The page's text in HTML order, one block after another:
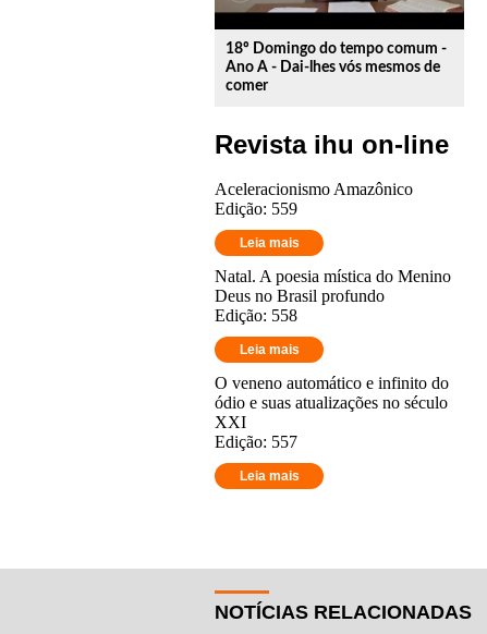
18º Domingo do tempo comum -
Ano A - Dai-lhes vós mesmos de
comer
Revista ihu on-line
Aceleracionismo Amazônico
Edição: 559
Leia mais
Natal. A poesia mística do Menino
Deus no Brasil profundo
Edição: 558
Leia mais
O veneno automático e infinito do
ódio e suas atualizações no século
XXI
Edição: 557
Leia mais
NOTÍCIAS RELACIONADAS